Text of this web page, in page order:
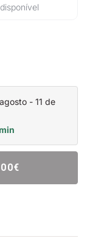
- 11 de